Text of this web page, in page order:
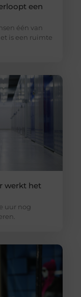
een
één van
is een ruimte
werkt het
uur nog